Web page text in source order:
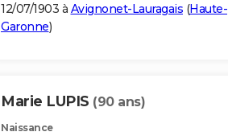
12/07/1903 à Avignonet-Lauragais (Haute-
Garonne)
Marie LUPIS (90 ans)
Naissance